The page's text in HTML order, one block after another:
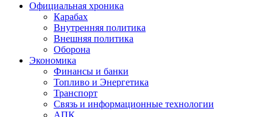
Официальная хроника
Карабах
Внутренняя политика
Внешняя политика
Оборона
Экономика
Финансы и банки
Топливо и Энергетика
Транспорт
Связь и информационные технологии
АПК